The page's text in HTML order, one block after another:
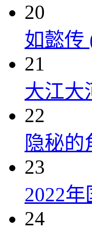
20
如懿传
21
大江大
22
隐秘的
23
2022
24